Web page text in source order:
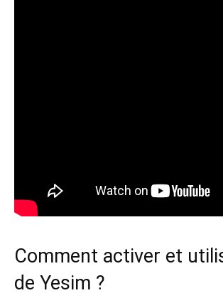
Comment activer et
de Yesim ?